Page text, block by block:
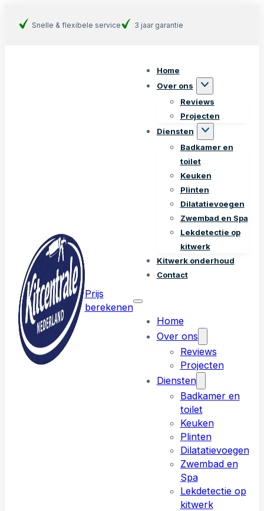
Snelle & flexibele service 3 jaar garantie
Home
Over ons
Reviews
Projecten
Diensten
Badkamer en
toilet
Keuken
Plinten
Dilatatievoegen
Zwembad en Spa
Lekdetectie op
kitwerk
Kitwerk onderhoud
Contact
Home
Over ons
Reviews
Projecten
Diensten
Badkamer en
toilet
Keuken
Plinten
Dilatatievoegen
Zwembad en
Spa
Lekdetectie op
kitwerk
Prijs
berekenen